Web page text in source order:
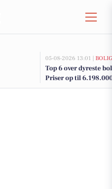
05-08-2026 13:01 |
Top 6 over dyreste
Priser op til